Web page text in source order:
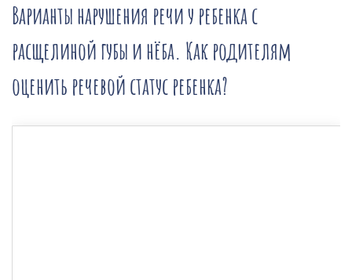
Варианты нарушения речи у ребенка с
расщелиной губы и нёба. Как родителям
оценить речевой статус ребенка?